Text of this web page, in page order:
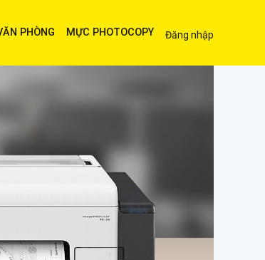
PHÒNG MỰC PHOTOCOPY Đăng nhập